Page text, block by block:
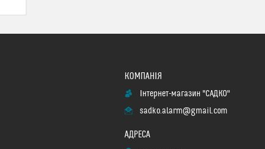
Інтернет-магазин "САДКО"
sadko.alarm@gmail.com